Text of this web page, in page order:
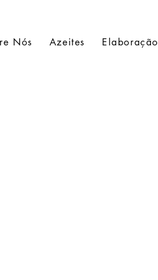
Nós Azeites Elaboração